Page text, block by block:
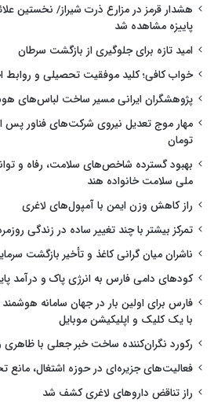
هشدار قرمز در مزارع ذرت شیراز/ نخستین
پاییزه مشاهده شد
امید تازه برای جلوگیری از بازگشت سرطان
خواب کافی؛ کلید موفقیت تحصیلی و روابط
پژوهشگران ایرانی مسیر ساخت لباس‌های
تومان
بهبود گسترده شاخص‌های سلامت، رفاه و
ملی سلامت خانواده هند
راز کاهش وزن ایمن با آمپول‌های لاغری
تمرکز بیشتر با چند تغییر ساده در زندگی
ناشران میان گرانی کاغذ و تأخیر بازگشت
کودهای دامی فارس به انرژی پاک و درآمد
فارس برای اولین بار در جهان سامانه
با یک کلیک و اپلیکیشن موبایل
رکورد نگران‌کننده ساخت خبر جعلی با
فعالیت‌های جزیره‌ای در حوزه اشتغال،
راز تناقض داروهای لاغری کشف شد